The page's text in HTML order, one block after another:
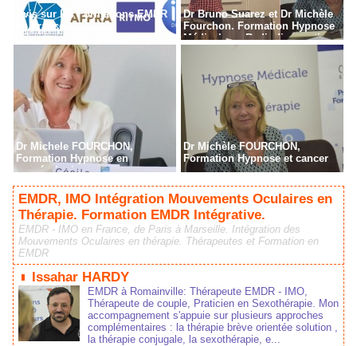
Avis sur les Formations EMDR
en France
Dr Bruno Suarez et Dr Michèle
Fourchon. Formation Hypnose
Médicale en Radiodiagnostic,
Dr Michele FOURCHON,
Formation Hypnose en
cancérologie
Dr Michèle FOURCHON,
Formation Hypnose et cancer
EMDR, IMO Intégration Mouvements Oculaires en
Thérapie. Formation EMDR Intégrative.
EMDR - IMO en France, de Paris à Marseille. Intégration des
Mouvements Oculaires en thérapie. Thérapeutes et Formation en
EMDR
Issahar HARDY
EMDR à Romainville: Thérapeute EMDR - IMO,
Thérapeute de couple, Praticien en Sexothérapie. Mon
accompagnement s'appuie sur plusieurs approches
complémentaires : la thérapie brève orientée solution ,
la thérapie conjugale, la sexothérapie, e...